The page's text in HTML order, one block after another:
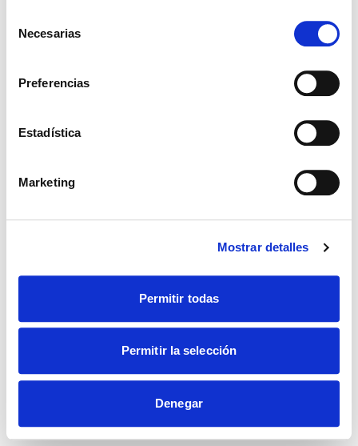
Necesarias
Preferencias
Estadística
Marketing
Mostrar detalles
Permitir todas
Permitir la selección
Denegar